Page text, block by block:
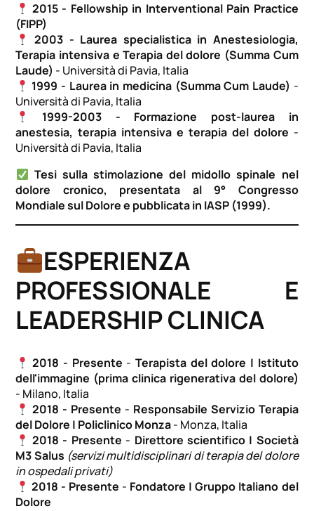
2015 - Fellowship in Interventional Pain Practice
(FIPP)
2003 - Laurea specialistica in Anestesiologia,
Terapia intensiva e Terapia del dolore (Summa Cum
Laude) - Università di Pavia, Italia
1999 - Laurea in medicina (Summa Cum Laude) -
Università di Pavia, Italia
1999-2003 - Formazione post-laurea in
anestesia, terapia intensiva e terapia del dolore -
Università di Pavia, Italia
Tesi sulla stimolazione del midollo spinale nel
dolore cronico, presentata al 9° Congresso
Mondiale sul Dolore e pubblicata in IASP (1999).
ESPERIENZA
PROFESSIONALE E
LEADERSHIP CLINICA
2018 - Presente - Terapista del dolore | Istituto
dell'immagine (prima clinica rigenerativa del dolore)
- Milano, Italia
2018 - Presente - Responsabile Servizio Terapia
del Dolore | Policlinico Monza- Monza, Italia
2018 - Presente - Direttore scientifico | Società
M3 Salus (servizi multidisciplinari di terapia del dolore
in ospedali privati)
2018 - Presente - Fondatore | Gruppo Italiano del
Dolore